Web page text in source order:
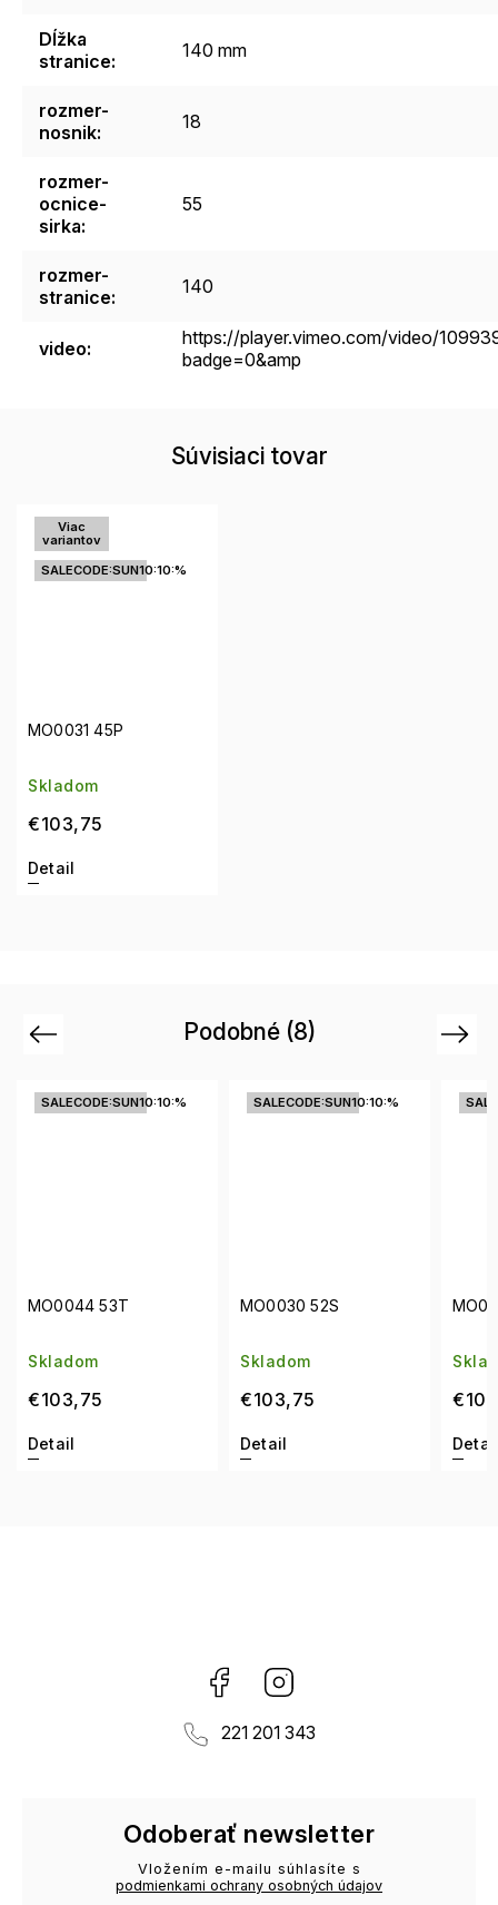
Dĺžka
stranice: 140 mm
rozmer-
nosnik: 18
rozmer-
ocnice-
sirka:
55
rozmer-
stranice: 140
video:
https://player.vimeo.com/video/
badge=0&amp
Súvisiaci tovar
Viac
variantov
SALECODE:SUN10:10:%
MO0031 45P
Skladom
€103,75
Detail
Podobné (8)
Previous
53T
SALECODE:SUN10:10:%
MO0030 52S MO0077 52F
Next
Facebook
221 201 343
Odoberať newsletter
Vložením e-mailu súhlasíte s
podmienkami ochrany osobných údajov